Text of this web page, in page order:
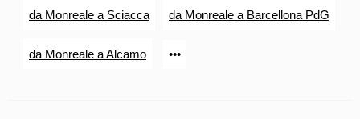
da Monreale a Sciacca da Monreale a Barcellona PdG
da Monreale a Alcamo •••